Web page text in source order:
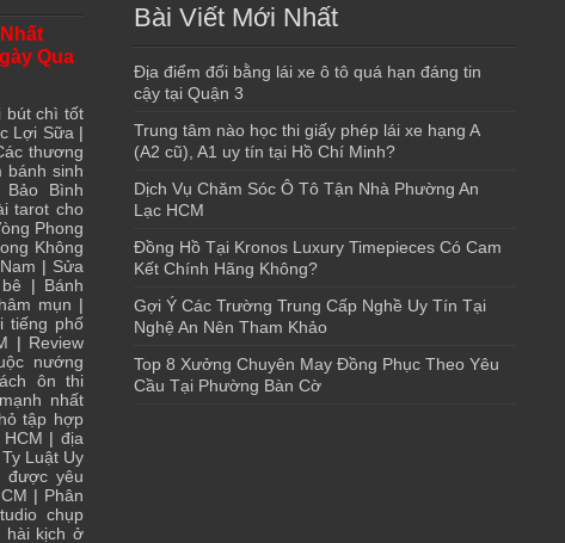
Qua
bút chì tốt
Lợi Sữa |
thương
bánh sinh
Bảo Bình
tarot cho
Phong
Không
| Sửa
| Bánh
mụn |
tiếng phố
| Review
nướng
ôn thi
nhất
tập hợp
| địa
Luật Uy
được yêu
| Phân
chụp
hài kịch ở
Bài Viết Mới Nhất
Địa điểm đổi bằng lái xe ô tô quá hạn đáng tin
cậy tại Quận 3
Trung tâm nào học thi giấy phép lái xe hạng A
(A2 cũ), A1 uy tín tại Hồ Chí Minh?
Dịch Vụ Chăm Sóc Ô Tô Tận Nhà Phường An
Lạc HCM
Đồng Hồ Tại Kronos Luxury Timepieces Có Cam
Kết Chính Hãng Không?
Gợi Ý Các Trường Trung Cấp Nghề Uy Tín Tại
Nghệ An Nên Tham Khảo
Top 8 Xưởng Chuyên May Đồng Phục Theo Yêu
Cầu Tại Phường Bàn Cờ